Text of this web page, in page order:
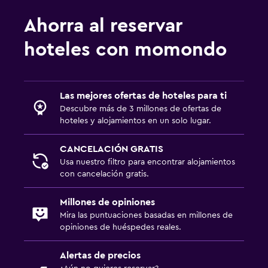
Ahorra al reservar
hoteles con momondo
Las mejores ofertas de hoteles para ti
Descubre más de 3 millones de ofertas de
hoteles y alojamientos en un solo lugar.
CANCELACIÓN GRATIS
Usa nuestro filtro para encontrar alojamientos
con cancelación gratis.
Millones de opiniones
Mira las puntuaciones basadas en millones de
opiniones de huéspedes reales.
Alertas de precios